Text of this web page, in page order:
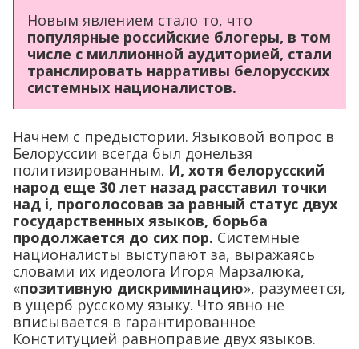
Новым явлением стало то, что
популярные российские блогеры, в том
числе с миллионной аудиторией, стали
транслировать нарративы белорусских
системных националистов.
Начнем с предыстории. Языковой вопрос в
Белоруссии всегда был донельзя
политизированным. И, хотя белорусский
народ еще 30 лет назад расставил точки
над i, проголосовав за равный статус двух
государственных языков, борьба
продолжается до сих пор. Системные
националисты выступают за, выражаясь
словами их идеолога Игоря Марзалюка,
«позитивную дискриминацию», разумеется,
в ущерб русскому языку. Что явно не
вписывается в гарантированное
Конституцией равноправие двух языков.